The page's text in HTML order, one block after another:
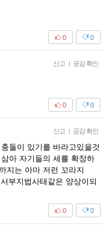
0
0
신고 | 공감 확인
0
0
신고 | 공감 확인
돌이 있기를 바라고있을것
아 자기들의 세를 확장하
지는 아마 저런 꼬라지
부지법사태같은 양상이되
0
0